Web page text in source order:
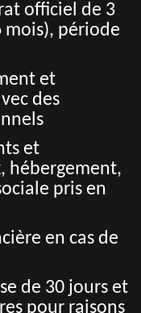
officiel de 3
mois), période
et
des
et
hébergement,
pris en
en cas de
de 30 jours et
pour raisons